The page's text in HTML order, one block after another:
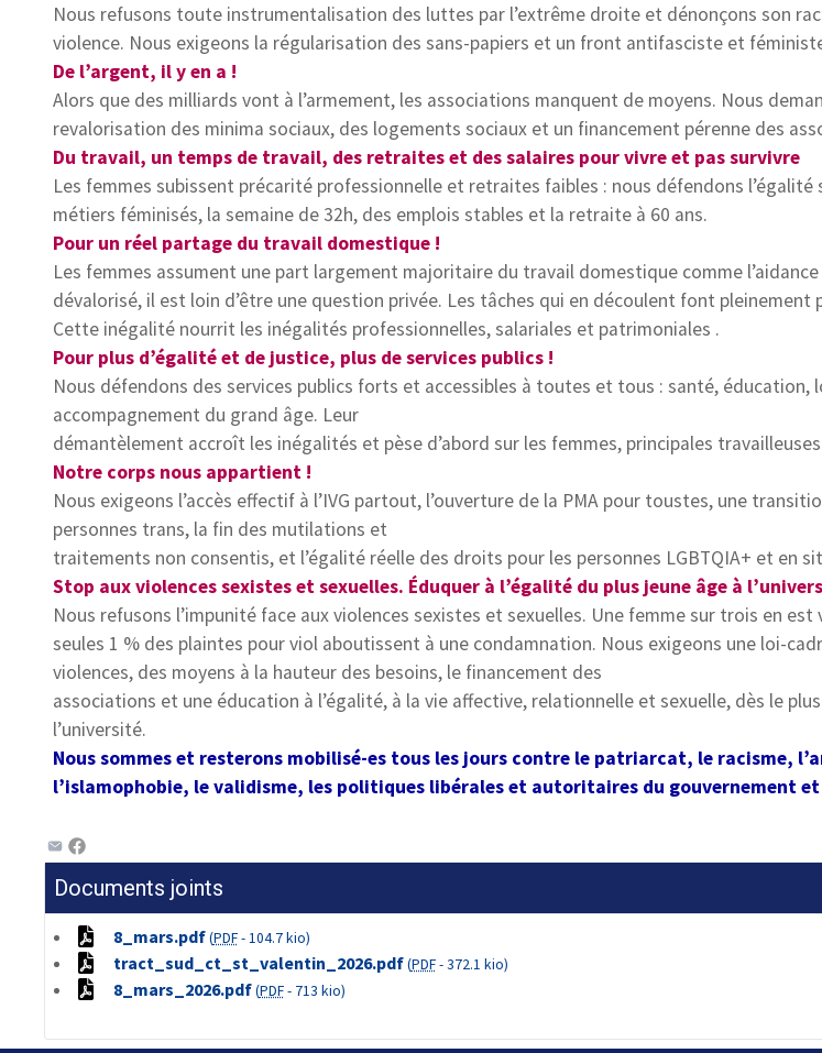
Nous refusons toute instrumentalisation des luttes par l’extrême droite et dénonçons son
violence. Nous exigeons la régularisation des sans-papiers et un front antifasciste et
De l’argent, il y en a !
Alors que des milliards vont à l’armement, les associations manquent de moyens. Nous
revalorisation des minima sociaux, des logements sociaux et un financement pérenne des
Du travail, un temps de travail, des retraites et des salaires pour vivre et pas survivre
Les femmes subissent précarité professionnelle et retraites faibles : nous défendons
métiers féminisés, la semaine de 32h, des emplois stables et la retraite à 60 ans.
Pour un réel partage du travail domestique !
Les femmes assument une part largement majoritaire du travail domestique comme
dévalorisé, il est loin d’être une question privée. Les tâches qui en découlent font pleinement
Cette inégalité nourrit les inégalités professionnelles, salariales et patrimoniales .
Pour plus d’égalité et de justice, plus de services publics !
Nous défendons des services publics forts et accessibles à toutes et tous : santé, éducation,
accompagnement du grand âge. Leur
démantèlement accroît les inégalités et pèse d’abord sur les femmes, principales
Notre corps nous appartient !
Nous exigeons l’accès effectif à l’IVG partout, l’ouverture de la PMA pour toustes, une
personnes trans, la fin des mutilations et
traitements non consentis, et l’égalité réelle des droits pour les personnes LGBTQIA+ et en
Stop aux violences sexistes et sexuelles. Éduquer à l’égalité du plus jeune âge à
Nous refusons l’impunité face aux violences sexistes et sexuelles. Une femme sur trois en
seules 1 % des plaintes pour viol aboutissent à une condamnation. Nous exigeons une loi-
violences, des moyens à la hauteur des besoins, le financement des
associations et une éducation à l’égalité, à la vie affective, relationnelle et sexuelle, dès le
l’université.
Nous sommes et resterons mobilisé-es tous les jours contre le patriarcat, le racisme,
l’islamophobie, le validisme, les politiques libérales et autoritaires du gouvernement
Documents joints
8_mars.pdf(PDF-104.7 kio)
tract_sud_ct_st_valentin_2026.pdf(PDF-372.1 kio)
8_mars_2026.pdf(PDF- 713 kio)